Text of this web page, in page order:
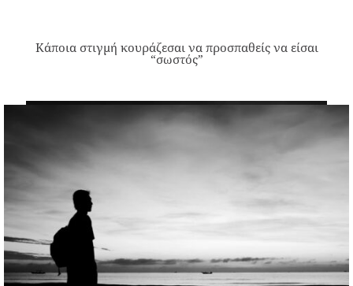
Κάποια στιγμή κουράζεσαι να προσπαθείς να είσαι
“σωστός”